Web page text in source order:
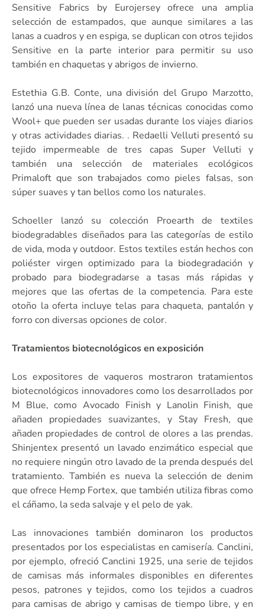
Sensitive Fabrics by Eurojersey ofrece una amplia
selección de estampados, que aunque similares a las
lanas a cuadros y en espiga, se duplican con otros tejidos
Sensitive en la parte interior para permitir su uso
también en chaquetas y abrigos de invierno.
Estethia G.B. Conte, una división del Grupo Marzotto,
lanzó una nueva línea de lanas técnicas conocidas como
Wool+ que pueden ser usadas durante los viajes diarios
y otras actividades diarias. . Redaelli Velluti presentó su
tejido impermeable de tres capas Super Velluti y
también una selección de materiales ecológicos
Primaloft que son trabajados como pieles falsas, son
súper suaves y tan bellos como los naturales.
Schoeller lanzó su colección Proearth de textiles
biodegradables diseñados para las categorías de estilo
de vida, moda y outdoor. Estos textiles están hechos con
poliéster virgen optimizado para la biodegradación y
probado para biodegradarse a tasas más rápidas y
mejores que las ofertas de la competencia. Para este
otoño la oferta incluye telas para chaqueta, pantalón y
forro con diversas opciones de color.
Tratamientos biotecnológicos en exposición
Los expositores de vaqueros mostraron tratamientos
biotecnológicos innovadores como los desarrollados por
M Blue, como Avocado Finish y Lanolin Finish, que
añaden propiedades suavizantes, y Stay Fresh, que
añaden propiedades de control de olores a las prendas.
Shinjentex presentó un lavado enzimático especial que
no requiere ningún otro lavado de la prenda después del
tratamiento. También es nueva la selección de denim
que ofrece Hemp Fortex, que también utiliza fibras como
el cáñamo, la seda salvaje y el pelo de yak.
Las innovaciones también dominaron los productos
presentados por los especialistas en camisería. Canclini,
por ejemplo, ofreció Canclini 1925, una serie de tejidos
de camisas más informales disponibles en diferentes
pesos, patrones y tejidos, como los tejidos a cuadros
para camisas de abrigo y camisas de tiempo libre, y en